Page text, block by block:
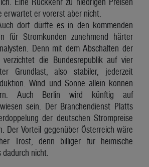
erwartet er vorerst aber nicht.
dort dürfte es in den kommenden
für Stromkunden zunehmend härter
Denn mit dem Abschalten der
die Bundesrepublik auf vier
Grundlast, also stabiler, jederzeit
Wind und Sonne allein können
Auch Berlin wird künftig auf
sein. Der Branchendienst Platts
der deutschen Strompreise
Der Vorteil gegenüber Österreich wäre
Trost, denn billiger für heimische
nicht.